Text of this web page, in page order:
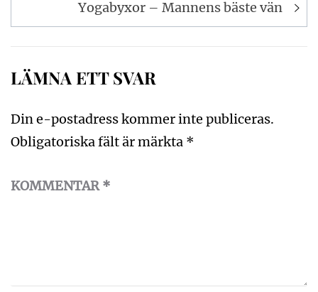
Yogabyxor – Mannens bäste vän
LÄMNA ETT SVAR
Din e-postadress kommer inte publiceras.
Obligatoriska fält är märkta *
KOMMENTAR*